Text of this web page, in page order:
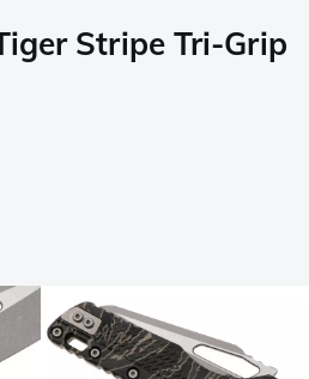
Stripe Tri-Grip